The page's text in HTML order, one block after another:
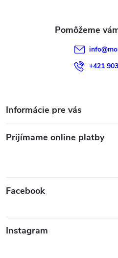
info@
+421
Informácie pre vás
Prijímame online platby
Facebook
Instagram